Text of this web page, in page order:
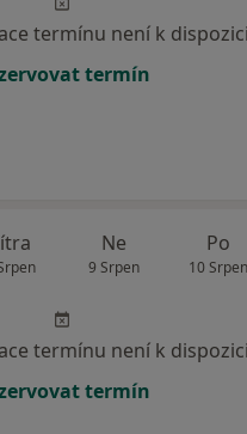
termínu není k dispozici
termín
Ne
9 Srpen
Po
10 Srpen
termínu není k dispozici
termín